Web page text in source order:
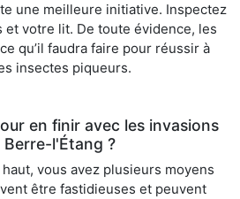
une meilleure initiative. Inspectez
et votre lit. De toute évidence, les
qu’il faudra faire pour réussir à
insectes piqueurs.
en finir avec les invasions
l'Étang ?
vous avez plusieurs moyens
être fastidieuses et peuvent